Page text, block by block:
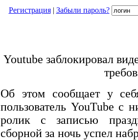
Регистрация| Забыли пароль?
Youtube заблокировал
Об этом сообщает у
пользователь YouTube с
ролик с записью
сборной за ночь успел